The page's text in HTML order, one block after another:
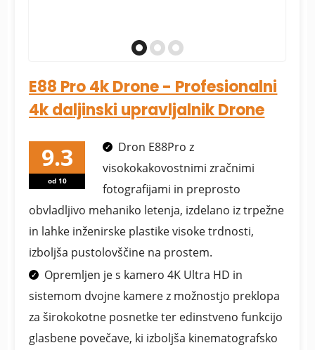
E88 Pro 4k Drone - Profesionalni
4k daljinski upravljalnik Drone
od 10
Dron E88Pro z
visokokakovostnimi zračnimi
fotografijami in preprosto
obvladljivo mehaniko letenja, izdelano iz trpežne
in lahke inženirske plastike visoke trdnosti,
izboljša pustolovščine na prostem.
Opremljen je s kamero 4K Ultra HD in
sistemom dvojne kamere z možnostjo preklopa
za širokokotne posnetke ter edinstveno funkcijo
glasbene povečave, ki izboljša kinematografsko